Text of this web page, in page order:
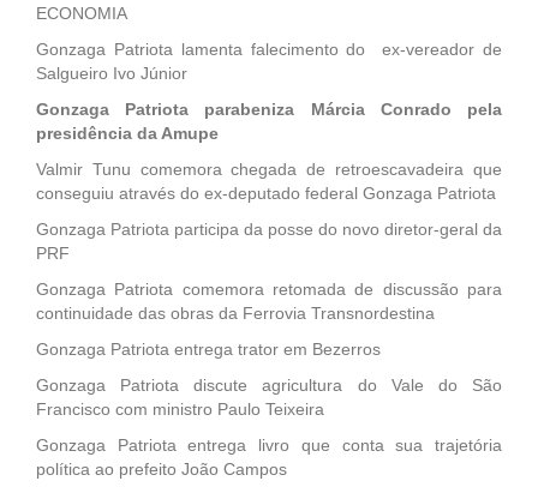
ECONOMIA
Gonzaga Patriota lamenta falecimento do ex-vereador de
Salgueiro Ivo Júnior
Gonzaga Patriota parabeniza Márcia Conrado pela
presidência da Amupe
Valmir Tunu comemora chegada de retroescavadeira que
conseguiu através do ex-deputado federal Gonzaga Patriota
Gonzaga Patriota participa da posse do novo diretor-geral da
PRF
Gonzaga Patriota comemora retomada de discussão para
continuidade das obras da Ferrovia Transnordestina
Gonzaga Patriota entrega trator em Bezerros
Gonzaga Patriota discute agricultura do Vale do São
Francisco com ministro Paulo Teixeira
Gonzaga Patriota entrega livro que conta sua trajetória
política ao prefeito João Campos